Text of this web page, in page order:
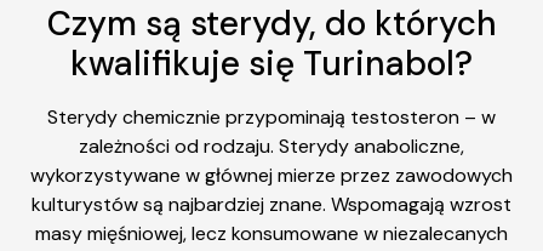
Czym są sterydy, do których
kwalifikuje się Turinabol?
Sterydy chemicznie przypominają testosteron – w
zależności od rodzaju. Sterydy anaboliczne,
wykorzystywane w głównej mierze przez zawodowych
kulturystów są najbardziej znane. Wspomagają wzrost
masy mięśniowej, lecz konsumowane w niezalecanych